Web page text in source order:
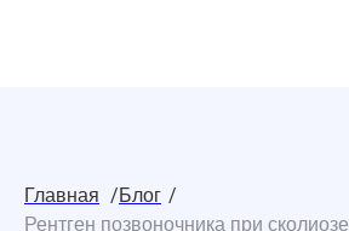
Главная /Блог /
Рентген позвоночника при сколиозе